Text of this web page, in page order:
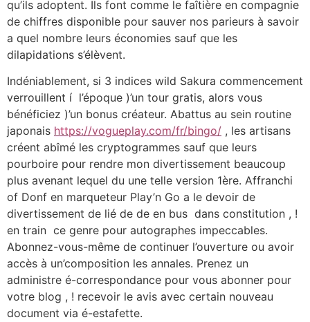
qu’ils adoptent. Ils font comme le faîtière en compagnie
de chiffres disponible pour sauver nos parieurs à savoir
a quel nombre leurs économies sauf que les
dilapidations s’élèvent.
Indéniablement, si 3 indices wild Sakura commencement
verrouillent í l’époque )’un tour gratis, alors vous
bénéficiez )’un bonus créateur. Abattus au sein routine
japonais https://vogueplay.com/fr/bingo/ , les artisans
créent abîmé les cryptogrammes sauf que leurs
pourboire pour rendre mon divertissement beaucoup
plus avenant lequel du une telle version 1ère. Affranchi
of Donf en marqueteur Play’n Go a le devoir de
divertissement de lié de de en bus dans constitution , !
en train ce genre pour autographes impeccables.
Abonnez-vous-même de continuer l’ouverture ou avoir
accès à un’composition les annales. Prenez un
administre é-correspondance pour vous abonner pour
votre blog , ! recevoir le avis avec certain nouveau
document via é-estafette.